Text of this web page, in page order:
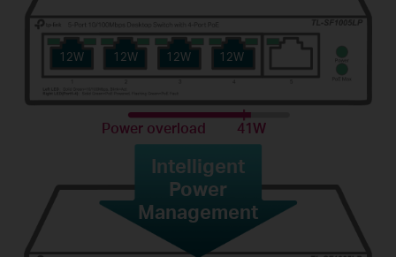
Power overload 41W
Intelligent
Power
Management
12W 12W 12W 12W